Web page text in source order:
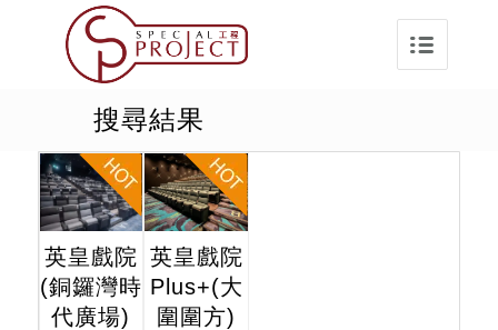
搜尋結果
英皇戲院
(銅鑼灣時
代廣場)
英皇戲院
Plus+(大
圍圍方)